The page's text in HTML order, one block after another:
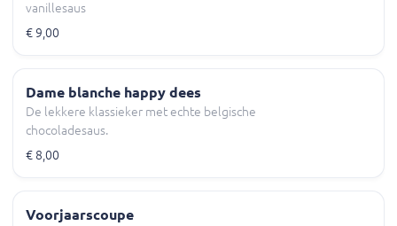
vanillesaus
€ 9,00
Dame blanche happy dees
De lekkere klassieker met echte belgische
chocoladesaus.
€ 8,00
Voorjaarscoupe